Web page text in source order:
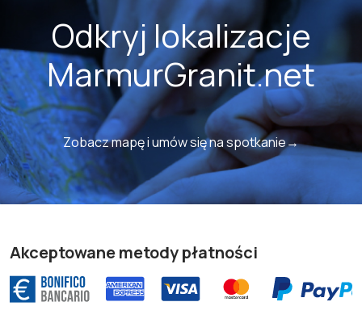
Odkryj lokalizacje
MarmurGranit.net
Zobacz mapę i umów się na spotkanie→
Akceptowane metody płatności